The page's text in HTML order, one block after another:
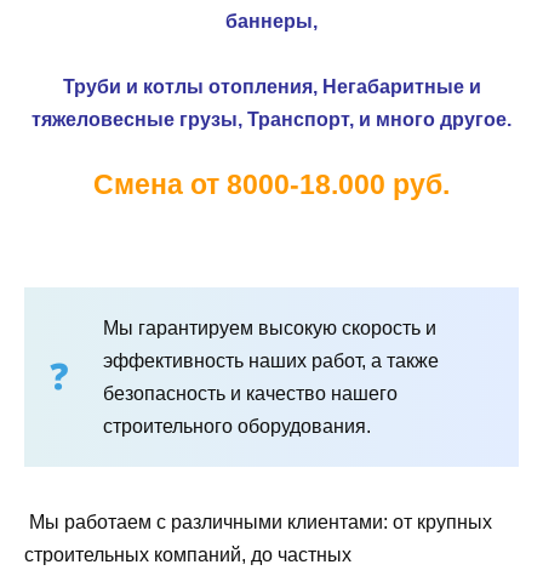
баннеры,
Труби и котлы отопления, Негабаритные и
тяжеловесные грузы, Транспорт, и много другое.
Смена от 8000-18.000 руб.
Мы гарантируем высокую скорость и
эффективность наших работ, а также
безопасность и качество нашего
строительного оборудования.
Мы работаем с различными клиентами: от крупных
строительных компаний, до частных